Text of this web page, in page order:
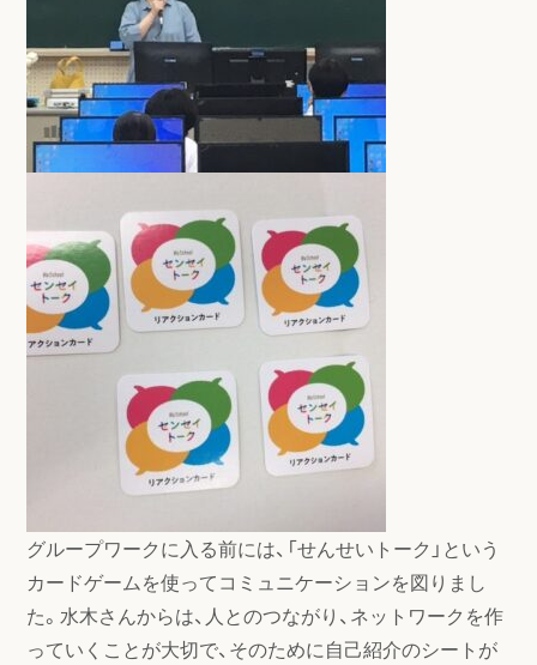
グループワークに入る前には、「せんせいトーク」という
カードゲームを使ってコミュニケーションを図りまし
た。水木さんからは、人とのつながり、ネットワークを作
っていくことが大切で、そのために自己紹介のシートが